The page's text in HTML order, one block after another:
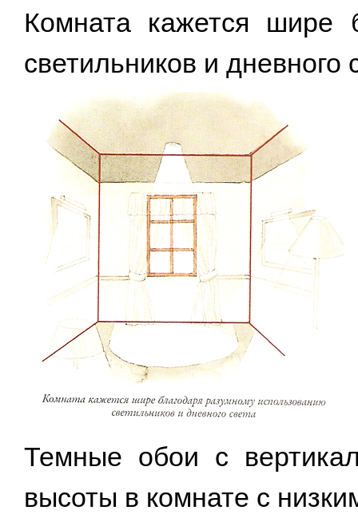
Комната кажется шире
светильников и дневного
Темные обои с
высоты в комнате с